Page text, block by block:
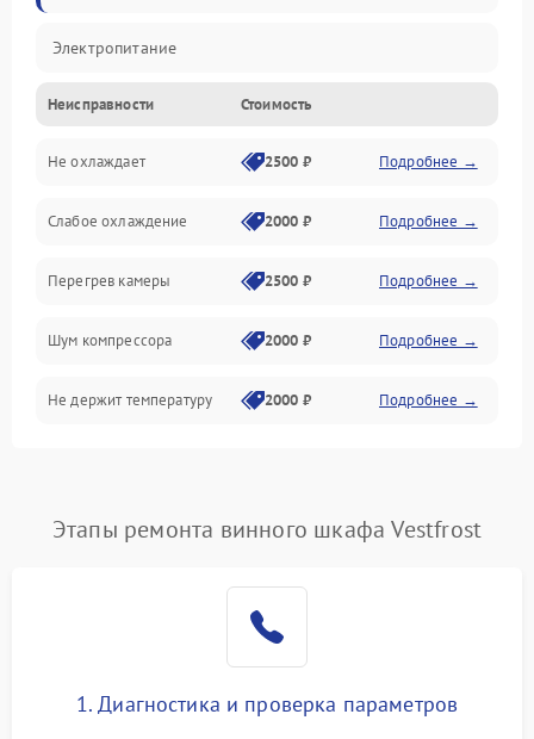
Электропитание
Неисправности Стоимость
Не охлаждает 2500 ₽ Подробнее →
Слабое охлаждение 2000 ₽ Подробнее →
Перегрев камеры 2500 ₽ Подробнее →
Шум компрессора 2000 ₽ Подробнее →
Не держит температуру 2000 ₽ Подробнее →
Этапы ремонта винного шкафа Vestfrost
1. Диагностика и проверка параметров